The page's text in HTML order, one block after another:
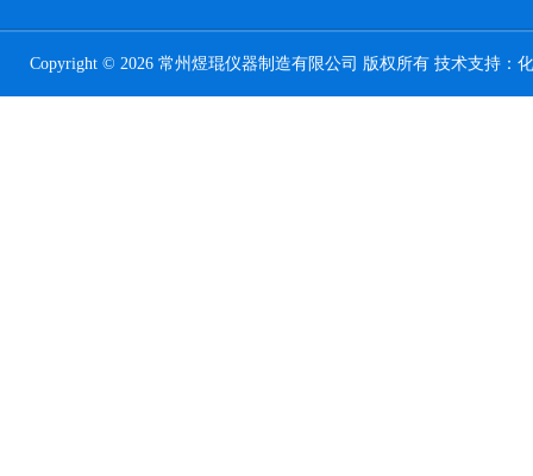
Copyright © 2026 常州煜琨仪器制造有限公司 版权所有 技术支持：